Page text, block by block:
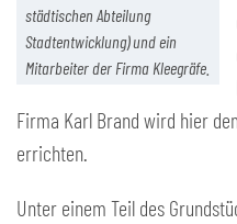
städtischen Abteilung
Stadtentwicklung) und ein
Mitarbeiter der Firma Kleegräfe.
Firma Karl Brand wird hier
errichten.
Unter einem Teil des